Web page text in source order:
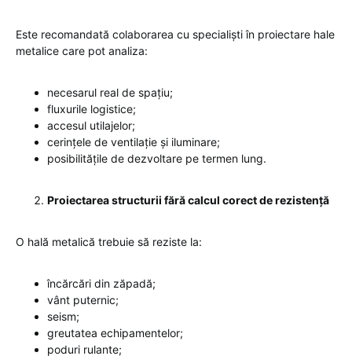
Este recomandată colaborarea cu specialiști în proiectare hale
metalice care pot analiza:
necesarul real de spațiu;
fluxurile logistice;
accesul utilajelor;
cerințele de ventilație și iluminare;
posibilitățile de dezvoltare pe termen lung.
Proiectarea structurii fără calcul corect de rezistență
O hală metalică trebuie să reziste la:
încărcări din zăpadă;
vânt puternic;
seism;
greutatea echipamentelor;
poduri rulante;